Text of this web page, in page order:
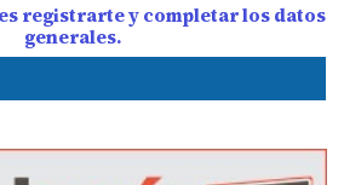
registrarte y completar los datos
generales.